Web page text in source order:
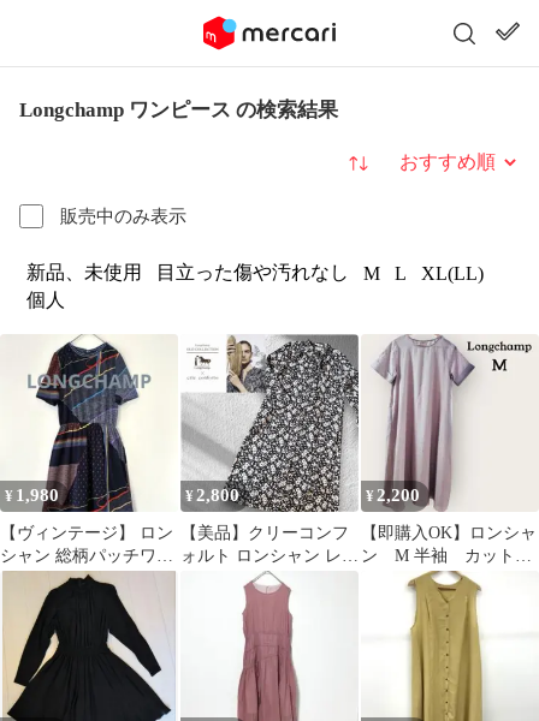
Longchamp ワンピース の検索結果
販売中のみ表示
並び替え
新品、未使用 目立った傷や汚れなし M L
XL(LL)
個人
¥ 1,980
【ヴィンテージ】 ロン
シャン 総柄パッチワー
ク風 幾何学模様 ワンピ
¥2,800
【美品】クリーコンフ
ォルト ロンシャン レト
ロフラワーワンピース
¥2,200
【即購入OK】ロンシャ
ン M 半袖 カットソ
ー ロングワンピー
ス 刺繍